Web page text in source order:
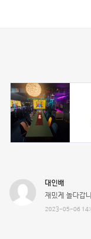
대인배
재밌게 놀다갑
2023-05-06